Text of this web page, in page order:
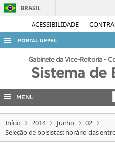
ACESSIBILIDADE
BRASIL
PORTAL UFPEL
ACESSO À INFORMAÇÃO
AUDITORIA
COBALTO
CONCURSOS
EDITAIS
Gabinete da Vice-Reitoria -
Sistema de
MENU
Início 2014 Junho
02
Seleção de bolsistas: horário das